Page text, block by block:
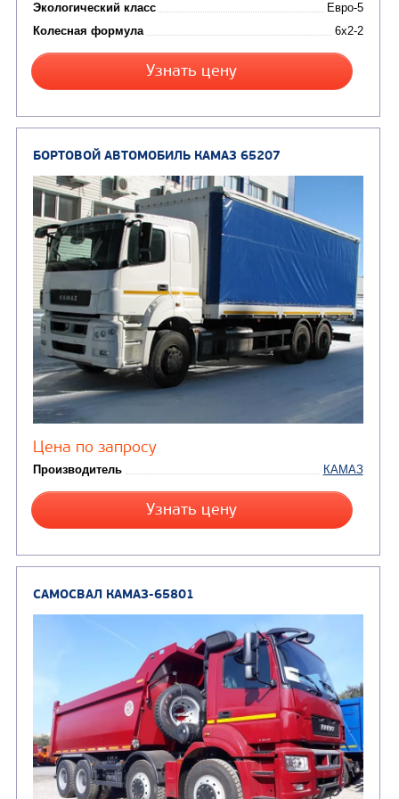
СЕДЕЛЬНЫЙ ТЯГАЧ КАМАЗ 65209
Цена по запросу
Производитель
Нагрузка на ССУ, кг
Экологический класс
Узнать цену
БОРТОВОЙ АВТОМОБИЛЬ КАМАЗ 65207